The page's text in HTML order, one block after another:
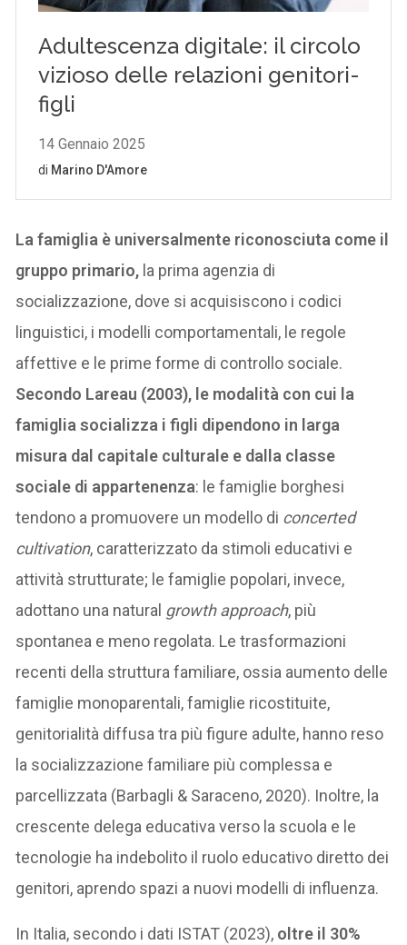
La famiglia è universalmente riconosciuta come il
gruppo primario, la prima agenzia di
socializzazione, dove si acquisiscono i codici
linguistici, i modelli comportamentali, le regole
affettive e le prime forme di controllo sociale.
Secondo Lareau (2003), le modalità con cui la
famiglia socializza i figli dipendono in larga
misura dal capitale culturale e dalla classe
sociale di appartenenza: le famiglie borghesi
tendono a promuovere un modello di concerted
cultivation, caratterizzato da stimoli educativi e
attività strutturate; le famiglie popolari, invece,
adottano una natural growth approach, più
spontanea e meno regolata. Le trasformazioni
recenti della struttura familiare, ossia aumento delle
famiglie monoparentali, famiglie ricostituite,
genitorialità diffusa tra più figure adulte, hanno reso
la socializzazione familiare più complessa e
parcellizzata (Barbagli & Saraceno, 2020). Inoltre, la
crescente delega educativa verso la scuola e le
tecnologie ha indebolito il ruolo educativo diretto dei
genitori, aprendo spazi a nuovi modelli di influenza.
In Italia, secondo i dati ISTAT (2023), oltre il 30%